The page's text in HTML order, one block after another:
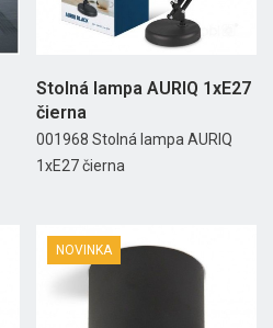
Stolná lampa AURIQ 1xE27
čierna
001968 Stolná lampa AURIQ
1xE27 čierna
NOVINKA